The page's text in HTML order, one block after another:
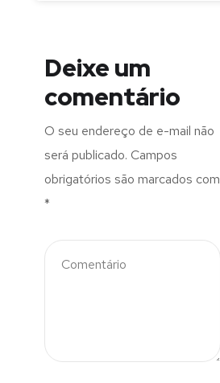
Deixe um
comentário
O seu endereço de e-mail não
será publicado. Campos
obrigatórios são marcados com
*